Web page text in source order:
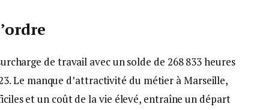
de travail avec un solde de 268 833 heures
Le manque d’attractivité du métier à Marseille,
et un coût de la vie élevé, entraîne un départ